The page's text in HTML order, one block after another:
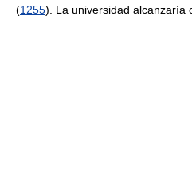
(1255). La universidad alcanzaría